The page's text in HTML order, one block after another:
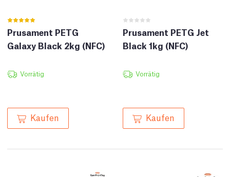
Prusament PETG
Galaxy Black 2kg (NFC)
Vorrätig
Kaufen
Prusament PETG Jet
Black 1kg (NFC)
Vorrätig
Kaufen